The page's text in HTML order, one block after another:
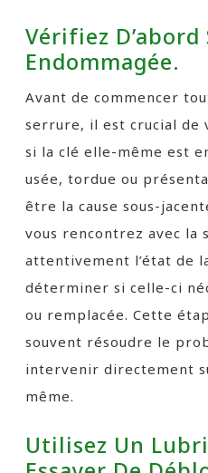
Vérifiez D’abord
Endommagée.
Avant de commencer
serrure, il est crucial
si la clé elle-même est
usée, tordue ou
être la cause sous-
vous rencontrez avec la
attentivement l’état de
déterminer si celle-ci
ou remplacée. Cette
souvent résoudre le
intervenir directement
même.
Utilisez Un